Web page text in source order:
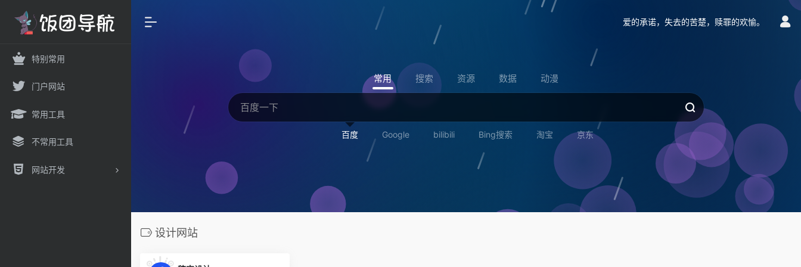
特别常用
门户网站
常用工具
不常用工具
网站开发
爱的承诺，失去的苦楚，赎罪的欢愉。
常用 搜索 资源 数据 动漫
百度 Google bilibili Bing搜索 淘宝 京东
设计网站